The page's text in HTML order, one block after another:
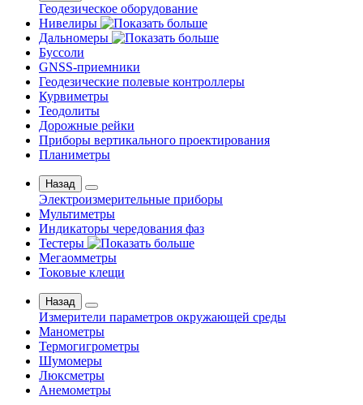
Геодезическое оборудование
Нивелиры
Дальномеры
Буссоли
GNSS-приемники
Геодезические полевые контроллеры
Курвиметры
Теодолиты
Дорожные рейки
Приборы вертикального проектирования
Планиметры
Назад
Электроизмерительные приборы
Мультиметры
Индикаторы чередования фаз
Тестеры
Мегаомметры
Токовые клещи
Назад
Измерители параметров окружающей среды
Манометры
Термогигрометры
Шумомеры
Люксметры
Анемометры